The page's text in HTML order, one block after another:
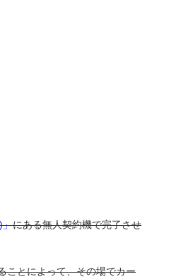
」にある無人契約機で完了させ
ことによって、その場でカー